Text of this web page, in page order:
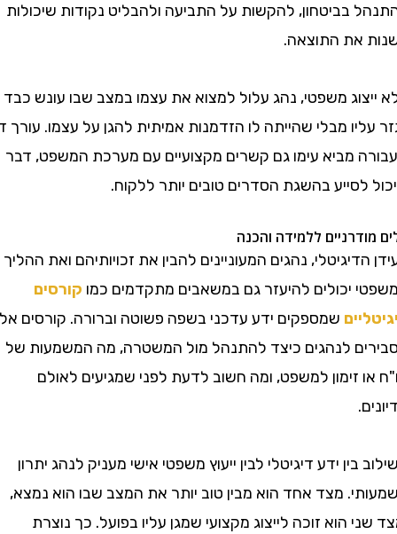
בביטחון, להקשות על התביעה ולהבליט נקודות שיכולות
את התוצאה.
משפטי, נהג עלול למצוא את עצמו במצב שבו עונש כבד
מבלי שהייתה לו הזדמנות אמיתית להגן על עצמו. עורך דין
מביא עימו גם קשרים מקצועיים עם מערכת המשפט, דבר
בהשגת הסדרים טובים יותר ללקוח.
ללמידה והכנה
נהגים המעוניינים להבין את זכויותיהם ואת ההליך
יכולים להיעזר גם במשאבים מתקדמים כמוקורסים
שמספקים ידע עדכני בשפה פשוטה וברורה. קורסים אלו
לנהגים כיצד להתנהל מול המשטרה, מה המשמעות של
זימון למשפט, ומה חשוב לדעת לפני שמגיעים לאולם
ידע דיגיטלי לבין ייעוץ משפטי אישי מעניק לנהג יתרון
מצד אחד הוא מבין טוב יותר את המצב שבו הוא נמצא,
הוא זוכה לייצוג מקצועי שמגן עליו בפועל. כך נוצרת